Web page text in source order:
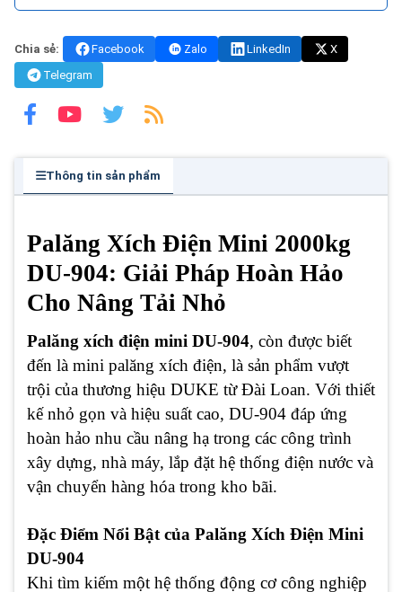
Chia sẻ: Facebook Zalo LinkedIn
X
Telegram
Thông tin sản phẩm
Palăng Xích Điện Mini 2000kg
DU-904: Giải Pháp Hoàn Hảo
Cho Nâng Tải Nhỏ
Palăng xích điện mini DU-904, còn được biết
đến là mini palăng xích điện, là sản phẩm vượt
trội của thương hiệu DUKE từ Đài Loan. Với thiết
kế nhỏ gọn và hiệu suất cao, DU-904 đáp ứng
hoàn hảo nhu cầu nâng hạ trong các công trình
xây dựng, nhà máy, lắp đặt hệ thống điện nước và
vận chuyển hàng hóa trong kho bãi.
Đặc Điểm Nổi Bật của Palăng Xích Điện Mini
DU-904
Khi tìm kiếm một hệ thống động cơ công nghiệp